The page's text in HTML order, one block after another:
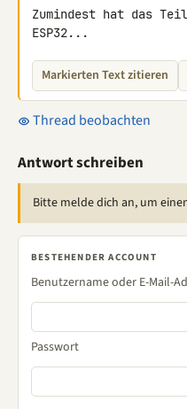
Zumindest hat das
ESP32...
Markierten Text zitieren
Thread beobachten
Antwort schreiben
Bitte melde dich an, um
BESTEHENDER ACCOUNT
Benutzername oder E-Mail-
Passwort